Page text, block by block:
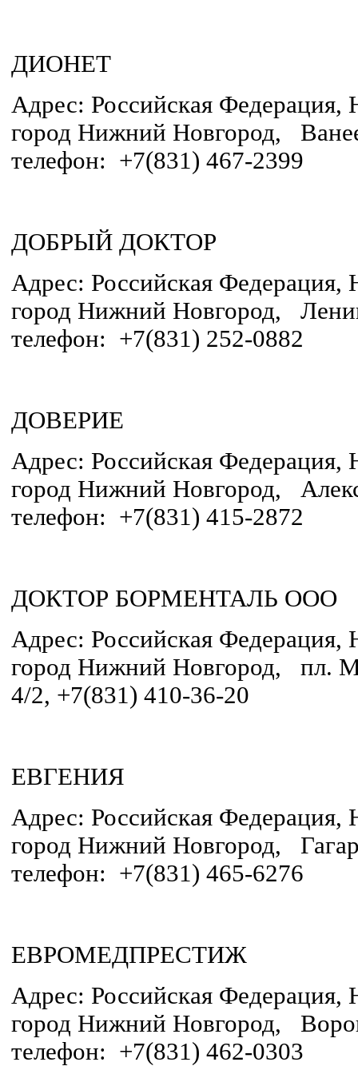
ДИОНЕТ
Адрес: Российская Федерация,
город Нижний Новгород,
телефон: +7(831) 467-2399
ДОБРЫЙ ДОКТОР
Адрес: Российская Федерация,
город Нижний Новгород,
телефон: +7(831) 252-0882
ДОВЕРИЕ
Адрес: Российская Федерация,
город Нижний Новгород,
телефон: +7(831) 415-2872
ДОКТОР БОРМЕНТАЛЬ ООО
Адрес: Российская Федерация,
город Нижний Новгород, пл.
4/2, +7(831) 410-36-20
ЕВГЕНИЯ
Адрес: Российская Федерация,
город Нижний Новгород,
телефон: +7(831) 465-6276
ЕВРОМЕДПРЕСТИЖ
Адрес: Российская Федерация,
город Нижний Новгород,
телефон: +7(831) 462-0303